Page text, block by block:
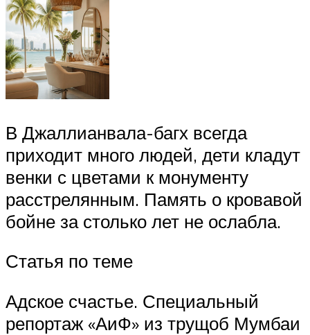
В Джаллианвала-багх всегда
приходит много людей, дети кладут
венки с цветами к монументу
расстрелянным. Память о кровавой
бойне за столько лет не ослабла.
Статья по теме
Адское счастье. Специальный
репортаж «АиФ» из трущоб Мумбаи